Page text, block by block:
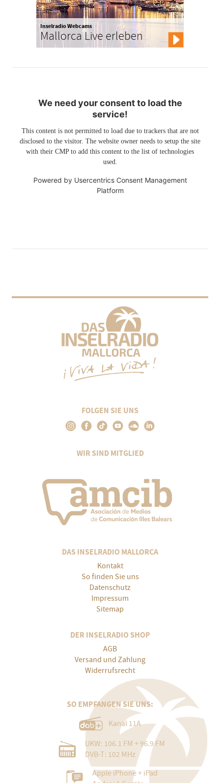
Inselradio Webcams
Mallorca Live erleben
We need your consent to load the
service!
This content is not permitted to load due to trackers that are not
disclosed to the visitor. The website owner needs to setup the site
with their CMP to add this content to the list of technologies
used.
Powered by Usercentrics Consent Management
Platform
FOLGEN SIE UNS
WIR SIND MITGLIED
DAS INSELRADIO MALLORCA
Kontakt
So finden Sie uns
Datenschutz
Impressum
Sitemap
DER INSELRADIO SHOP
AGB
Versand und Zahlung
Widerrufsrecht
SO EMPFANGEN SIE UNS:
Kanal 11A
UKW: 106.1 FM + 96.9 FM
DVB-T: 102 MHz
Apple iPhone + iPad